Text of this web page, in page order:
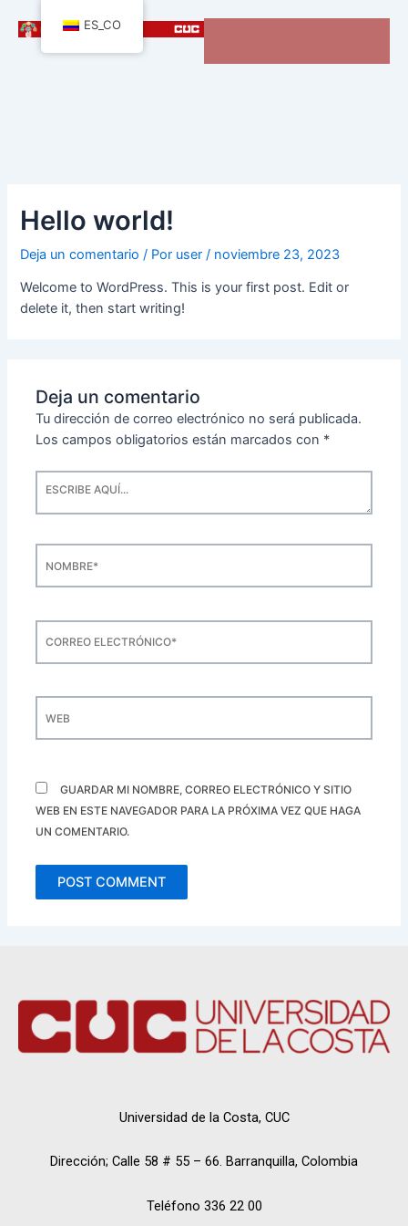
contenido
Hello world!
Deja un comentario / Por user/ noviembre 23, 2023
Welcome to WordPress. This is your first post. Edit or
delete it, then start writing!
Deja un comentario
Tu dirección de correo electrónico no será publicada.
Los campos obligatorios están marcados con *
AQUÍ...
ELECTRÓNICO*
GUARDAR MI NOMBRE, CORREO ELECTRÓNICO Y SITIO
WEB EN ESTE NAVEGADOR PARA LA PRÓXIMA VEZ QUE HAGA
UN COMENTARIO.
Universidad de la Costa, CUC
Dirección; Calle 58 # 55 – 66. Barranquilla, Colombia
Teléfono 336 22 00
ES_CO